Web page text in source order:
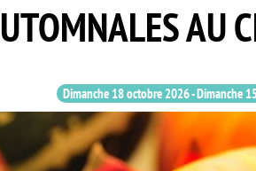
AU
Dimanche 18 octobre 2026-Dimanche